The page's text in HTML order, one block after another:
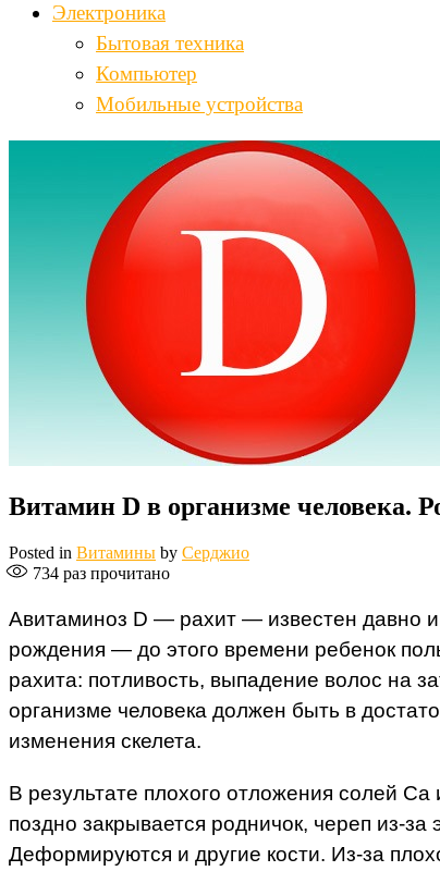
Электроника
Бытовая техника
Компьютер
Мобильные устройства
Витамин D в организме человека.
Posted in Витамины by Серджио
734 раз прочитано
Авитаминоз D — рахит — известен давно
рождения — до этого времени ребенок
рахита: потливость, выпадение волос на
организме человека должен быть в
изменения скелета.
В результате плохого отложения солей
поздно закрывается родничок, череп из-
Деформируются и другие кости. Из-за